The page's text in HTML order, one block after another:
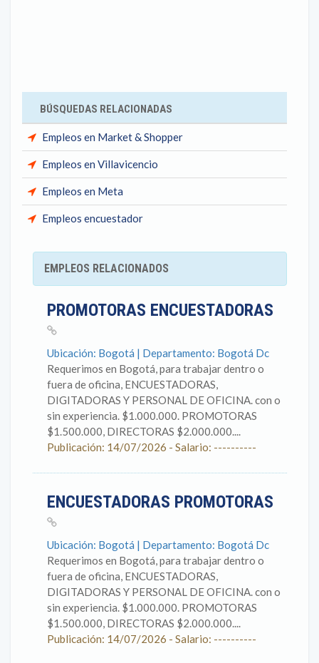
BÚSQUEDAS RELACIONADAS
Empleos en Market & Shopper
Empleos en Villavicencio
Empleos en Meta
Empleos encuestador
EMPLEOS RELACIONADOS
PROMOTORAS ENCUESTADORAS
Ubicación: Bogotá | Departamento: Bogotá Dc
Requerimos en Bogotá, para trabajar dentro o
fuera de oficina, ENCUESTADORAS,
DIGITADORAS Y PERSONAL DE OFICINA. con o
sin experiencia. $1.000.000. PROMOTORAS
$1.500.000, DIRECTORAS $2.000.000....
Publicación: 14/07/2026 - Salario: ----------
ENCUESTADORAS PROMOTORAS
Ubicación: Bogotá | Departamento: Bogotá Dc
Requerimos en Bogotá, para trabajar dentro o
fuera de oficina, ENCUESTADORAS,
DIGITADORAS Y PERSONAL DE OFICINA. con o
sin experiencia. $1.000.000. PROMOTORAS
$1.500.000, DIRECTORAS $2.000.000....
Publicación: 14/07/2026 - Salario: ----------